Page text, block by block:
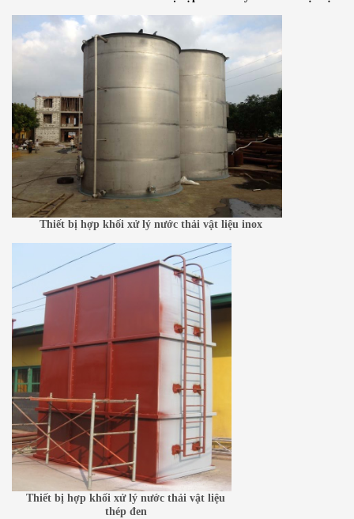
Thiết bị hợp khối xử lý nước thải vật liệu inox
Thiết bị hợp khối xử lý nước thải vật liệu
thép đen